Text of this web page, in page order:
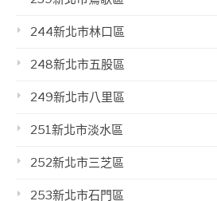
244新北市林口區
248新北市五股區
249新北市八里區
251新北市淡水區
252新北市三芝區
253新北市石門區